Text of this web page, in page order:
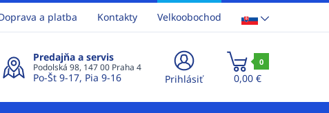
a platba Kontakty Velkoobochod
Predajňa a servis
Podolská 98, 147 00 Praha 4
Po-Št 9-17, Pia 9-16 Prihlásiť
0
0,00 €